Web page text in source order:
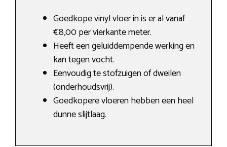
Goedkope vinyl vloer in is er al vanaf
€8,00 per vierkante meter.
Heeft een geluiddempende werking en
kan tegen vocht.
Eenvoudig te stofzuigen of dweilen
(onderhoudsvrij).
Goedkopere vloeren hebben een heel
dunne slijtlaag.